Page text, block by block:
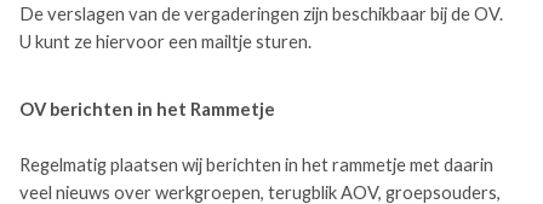
De verslagen van de vergaderingen zijn beschikbaar bij de OV.
U kunt ze hiervoor een mailtje sturen.
OV berichten in het Rammetje
Regelmatig plaatsen wij berichten in het rammetje met daarin
veel nieuws over werkgroepen, terugblik AOV, groepsouders,